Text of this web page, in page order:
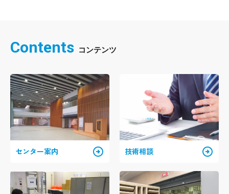
Contents
センター案内 arrow_circle_right 技術相談 arrow_circle_right